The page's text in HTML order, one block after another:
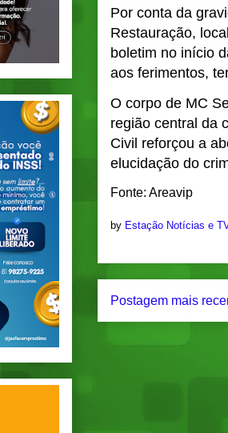
Por conta da
Restauração,
boletim no início
aos ferimentos,
O corpo de MC
região central da
Civil reforçou a
elucidação do
Fonte: Areavip
by Estação Notícias e
Postagem mais